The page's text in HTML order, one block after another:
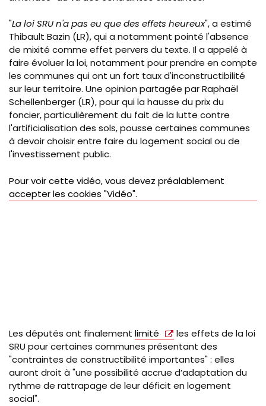
"La loi SRU n'a pas eu que des effets heureux", a estimé
Thibault Bazin (LR), qui a notamment pointé l'absence
de mixité comme effet pervers du texte. Il a appelé à
faire évoluer la loi, notamment pour prendre en compte
les communes qui ont un fort taux d'inconstructibilité
sur leur territoire. Une opinion partagée par Raphaël
Schellenberger (LR), pour qui la hausse du prix du
foncier, particulièrement du fait de la lutte contre
l'artificialisation des sols, pousse certaines communes
à devoir choisir entre faire du logement social ou de
l'investissement public.
Pour voir cette vidéo, vous devez préalablement
accepter les cookies "Vidéo".
Les députés ont finalement limité
les effets de la loi
SRU pour certaines communes présentant des
"contraintes de constructibilité importantes" : elles
auront droit à "une possibilité accrue d’adaptation du
rythme de rattrapage de leur déficit en logement
social".